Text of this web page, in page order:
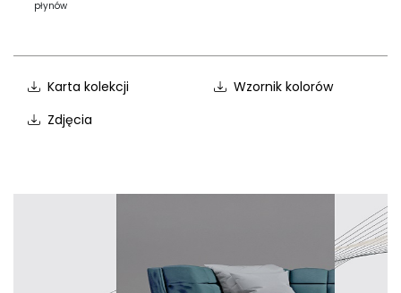
płynów
Karta kolekcji
Wzornik kolorów
Zdjęcia